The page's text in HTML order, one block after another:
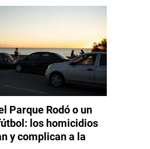
Parque Rodó o un
los homicidios
y complican a la